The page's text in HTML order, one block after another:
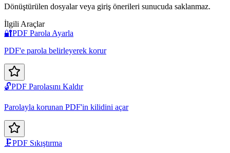
Dönüştürülen dosyalar veya giriş önerileri sunucuda saklanmaz.
İlgili Araçlar
🔐PDF Parola Ayarla
PDF'e parola belirleyerek korur
🔓PDF Parolasını Kaldır
Parolayla korunan PDF'in kilidini açar
🗜️PDF Sıkıştırma